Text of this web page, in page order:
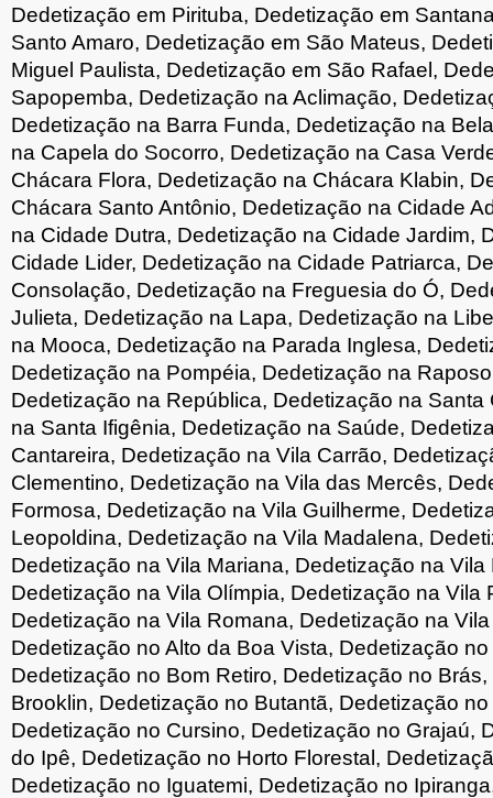
Dedetização em Pirituba, Dedetização em
Santo Amaro, Dedetização em São Mateus,
Miguel Paulista, Dedetização em São Rafael,
Sapopemba, Dedetização na Aclimação,
Dedetização na Barra Funda, Dedetização na
na Capela do Socorro, Dedetização na Casa
Chácara Flora, Dedetização na Chácara Klabin,
Chácara Santo Antônio, Dedetização na Cidade
na Cidade Dutra, Dedetização na Cidade Jardim,
Cidade Lider, Dedetização na Cidade Patriarca,
Consolação, Dedetização na Freguesia do Ó,
Julieta, Dedetização na Lapa, Dedetização na
na Mooca, Dedetização na Parada Inglesa,
Dedetização na Pompéia, Dedetização na
Dedetização na República, Dedetização na
na Santa Ifigênia, Dedetização na Saúde,
Cantareira, Dedetização na Vila Carrão,
Clementino, Dedetização na Vila das Mercês,
Formosa, Dedetização na Vila Guilherme,
Leopoldina, Dedetização na Vila Madalena,
Dedetização na Vila Mariana, Dedetização na Vila
Dedetização na Vila Olímpia, Dedetização na Vila
Dedetização na Vila Romana, Dedetização na
Dedetização no Alto da Boa Vista, Dedetização
Dedetização no Bom Retiro, Dedetização no
Brooklin, Dedetização no Butantã, Dedetização
Dedetização no Cursino, Dedetização no Grajaú,
do Ipê, Dedetização no Horto Florestal,
Dedetização no Iguatemi, Dedetização no